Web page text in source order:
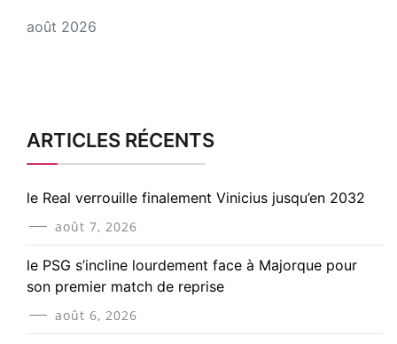
août 2026
ARTICLES RÉCENTS
le Real verrouille finalement Vinicius jusqu’en 2032
août 7, 2026
le PSG s’incline lourdement face à Majorque pour
son premier match de reprise
août 6, 2026